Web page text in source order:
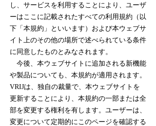
し、サービスを利用することにより、ユーザ
ーはここに記載されたすべての利用規約（以
下「本規約」といいます）および本ウェブサ
イト上のその他の場所で述べられている条件
に同意したものとみなされます。
今後、本ウェブサイトに追加される新機能
や製品についても、本規約が適用されます。
VRIJは、独自の裁量で、本ウェブサイトを
更新することにより、本規約の一部または全
部を変更する権利を有します。ユーザーは、
変更について定期的にこのページを確認する